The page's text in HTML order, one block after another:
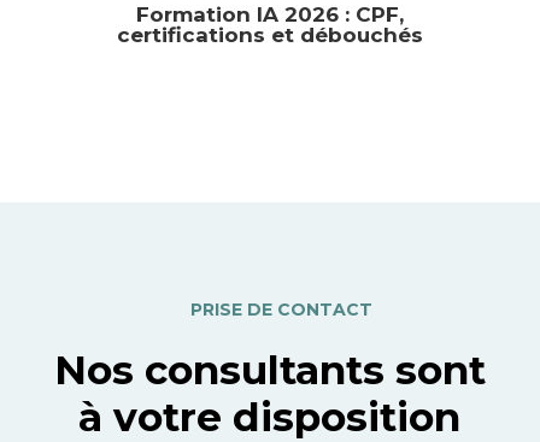
Formation IA 2026 : CPF,
certifications et débouchés
PRISE DE CONTACT
Nos consultants sont
à votre disposition